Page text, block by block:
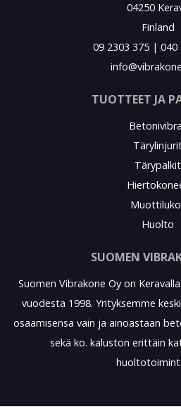
04250
Finland
09 2303 375 | 040
TUOTTEET JA
Tärypalkit
Huolto
SUOMEN
Suomen Vibrakone Oy on
vuodesta 1998. Yrityksemme
osaamisensa vain ja ainoastaan
sekä ko. kaluston erittäin